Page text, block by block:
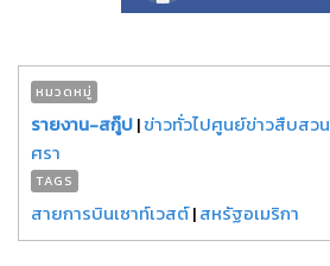
หมวดหมู่
รายงาน-สกู๊ป|ข่าวทั่วไปศูนย์ข่าวสืบสวน
ศรา
TAGS
สายการบินเซาท์เวสต์|สหรัฐอเมริกา